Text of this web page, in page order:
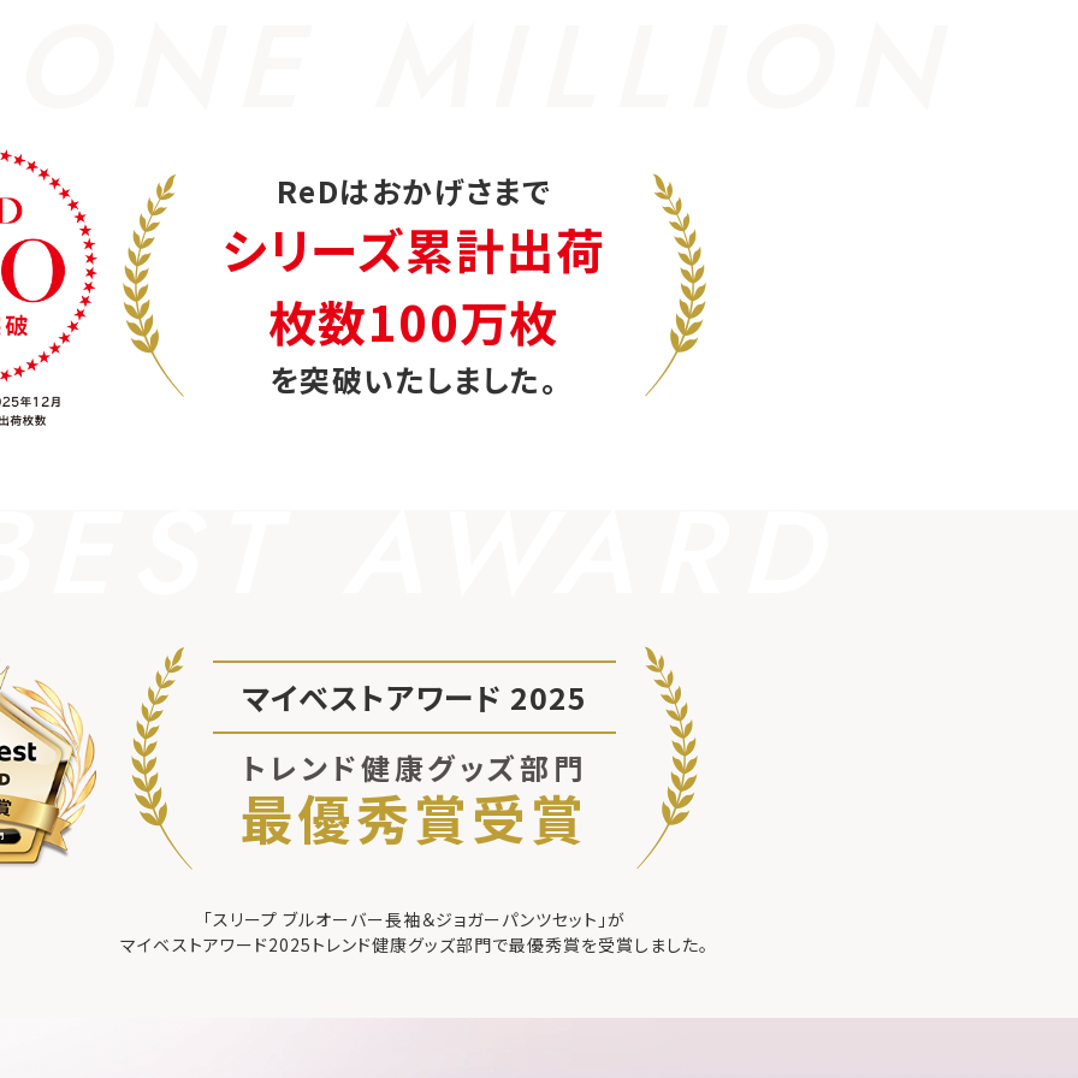
ReDはおかげさまで
シリーズ累計出荷
枚数100万枚
を突破いたしました。
マイベストアワード 2025
トレンド健康グッズ部門
最優秀賞受賞
「スリープ ブルオーバー長袖＆ジョガーパンツセット」が
マイベストアワード2025 トレンド健康グッズ部門で最優秀賞を受賞しました。